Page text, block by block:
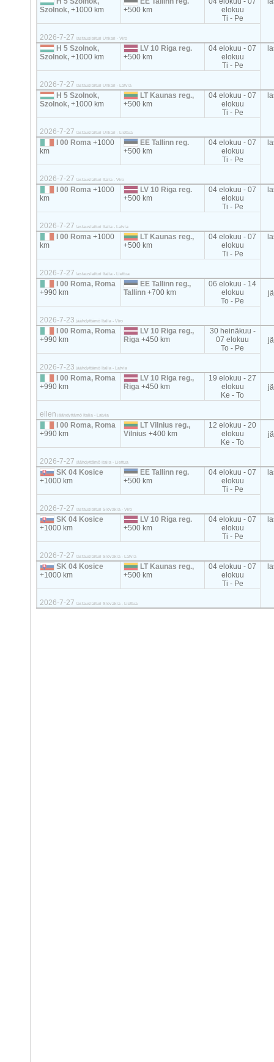
Szolnok,+1000 km
+500 km
elokuu
Ti - Pe
2026-7-27 lastauslaituri Unkari - Viro
H 5 Szolnok,
Szolnok,+1000 km
LV 10 Riga reg.
+500 km
04 elokuu - 07
elokuu
Ti - Pe
2026-7-27 lastauslaituri Unkari - Latvia
H 5 Szolnok,
Szolnok,+1000 km
LT Kaunas reg.,
+500 km
04 elokuu - 07
elokuu
Ti - Pe
2026-7-27 lastauslaituri Unkari - Liettua
I 00 Roma+1000
km
EE Tallinn reg.
+500 km
04 elokuu - 07
elokuu
Ti - Pe
2026-7-27 lastauslaituri Italia - Viro
I 00 Roma+1000
km
LV 10 Riga reg.
+500 km
04 elokuu - 07
elokuu
Ti - Pe
2026-7-27 lastauslaituri Italia - Latvia
I 00 Roma+1000
km
LT Kaunas reg.,
+500 km
04 elokuu - 07
elokuu
Ti - Pe
2026-7-27 lastauslaituri Italia - Liettua
I 00 Roma, Roma
+990 km
EE Tallinn reg.,
Tallinn+700 km
06 elokuu - 14
elokuu
To - Pe
2026-7-23 jäähdyttämö Italia - Viro
I 00 Roma, Roma
+990 km
LV 10 Riga reg.,
Riga+450 km
30 heinäkuu -
07 elokuu
To - Pe
2026-7-23 jäähdyttämö Italia - Latvia
I 00 Roma, Roma
+990 km
LV 10 Riga reg.,
Riga+450 km
19 elokuu - 27
elokuu
Ke - To
eilen jäähdyttämö Italia - Latvia
I 00 Roma, Roma
+990 km
LT Vilnius reg.,
Vilnius+400 km
12 elokuu - 20
elokuu
Ke - To
2026-7-27 jäähdyttämö Italia - Liettua
SK 04 Kosice
+1000 km
EE Tallinn reg.
+500 km
04 elokuu - 07
elokuu
Ti - Pe
2026-7-27 lastauslaituri Slovakia - Viro
SK 04 Kosice
+1000 km
LV 10 Riga reg.
+500 km
04 elokuu - 07
elokuu
Ti - Pe
2026-7-27 lastauslaituri Slovakia - Latvia
SK 04 Kosice
+1000 km
LT Kaunas reg.,
+500 km
04 elokuu - 07
elokuu
Ti - Pe
2026-7-27 lastauslaituri Slovakia - Liettua